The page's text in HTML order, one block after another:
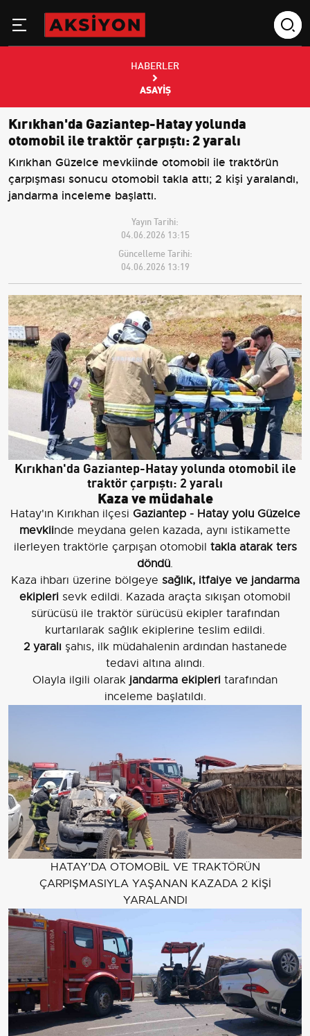
HABERLER
ASAYIŞ
Kırıkhan'da Gaziantep-Hatay yolunda
otomobil ile traktör çarpıştı: 2 yaralı
Kırıkhan Güzelce mevkiinde otomobil ile traktörün
çarpışması sonucu otomobil takla attı; 2 kişi yaralandı,
jandarma inceleme başlattı.
Yayın Tarihi:
04.06.2026 13:15
Güncelleme Tarihi:
04.06.2026 13:19
Kırıkhan'da Gaziantep-Hatay yolunda otomobil ile
traktör çarpıştı: 2 yaralı
Kaza ve müdahale
Hatay'ın Kırıkhan ilçesi Gaziantep - Hatay yolu Güzelce
mevkiinde meydana gelen kazada, aynı istikamette
ilerleyen traktörle çarpışan otomobil takla atarak ters
döndü.
Kaza ihbarı üzerine bölgeye sağlık, itfaiye ve jandarma
ekipleri sevk edildi. Kazada araçta sıkışan otomobil
sürücüsü ile traktör sürücüsü ekipler tarafından
kurtarılarak sağlık ekiplerine teslim edildi.
2 yaralı şahıs, ilk müdahalenin ardından hastanede
tedavi altına alındı.
Olayla ilgili olarak jandarma ekipleri tarafından
inceleme başlatıldı.
HATAY’DA OTOMOBİL VE TRAKTÖRÜN
ÇARPIŞMASIYLA YAŞANAN KAZADA 2 KİŞİ
YARALANDI